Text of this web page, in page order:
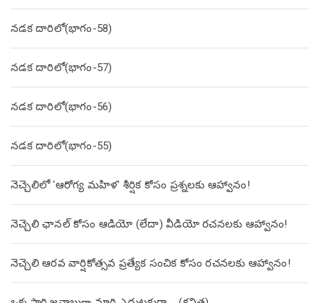
నడక దారిలో(భాగం-58)
నడక దారిలో(భాగం-57)
నడక దారిలో(భాగం-56)
నడక దారిలో(భాగం-55)
నెచ్చెలిలో ‘ఆరోగ్య మహిళ’ శీర్షిక కోసం ప్రశ్నలకు ఆహ్వానం!
నెచ్చెలి ఛానల్ కోసం ఆడియో (లేదా) వీడియో రచనలకు ఆహ్వానం!
నెచ్చెలి ఆరవ వార్షికోత్సవ ప్రత్యేక సంచిక కోసం రచనలకు ఆహ్వానం!